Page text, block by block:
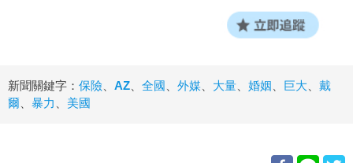
新聞關鍵字： 保險 AZ 全國 外媒 大量 婚姻 巨大
戴
爾
暴力 美國